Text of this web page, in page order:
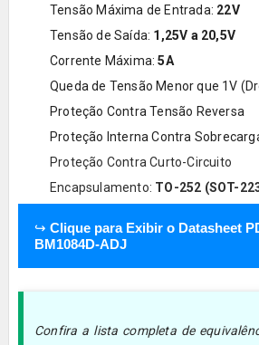
Tensão Máxima de Entrada: 22V
Tensão de Saída: 1,25V a 20,5V
Corrente Máxima: 5A
Queda de Tensão Menor que 1V
Proteção Contra Tensão Reversa
Proteção Interna Contra
Proteção Contra Curto-Circuito
Encapsulamento: TO-252 (SOT-
↪ Clique para Exibir o Datasheet
BM1084D-ADJ
Confira a lista completa de